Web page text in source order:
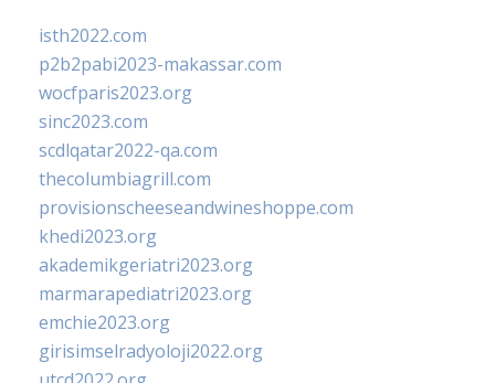
isth2022.com
p2b2pabi2023-makassar.com
wocfparis2023.org
sinc2023.com
scdlqatar2022-qa.com
thecolumbiagrill.com
provisionscheeseandwineshoppe.com
khedi2023.org
akademikgeriatri2023.org
marmarapediatri2023.org
emchie2023.org
girisimselradyoloji2022.org